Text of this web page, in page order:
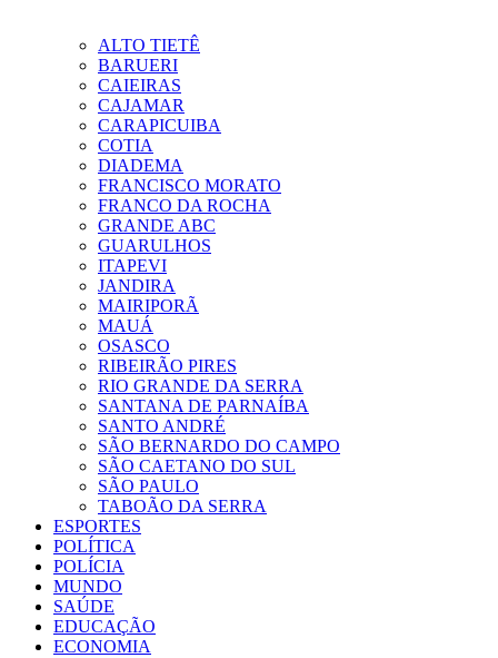
ALTO TIETÊ
BARUERI
CAIEIRAS
CAJAMAR
CARAPICUIBA
COTIA
DIADEMA
FRANCISCO MORATO
FRANCO DA ROCHA
GRANDE ABC
GUARULHOS
ITAPEVI
JANDIRA
MAIRIPORÃ
MAUÁ
OSASCO
RIBEIRÃO PIRES
RIO GRANDE DA SERRA
SANTANA DE PARNAÍBA
SANTO ANDRÉ
SÃO BERNARDO DO CAMPO
SÃO CAETANO DO SUL
SÃO PAULO
TABOÃO DA SERRA
ESPORTES
POLÍTICA
POLÍCIA
MUNDO
SAÚDE
EDUCAÇÃO
ECONOMIA